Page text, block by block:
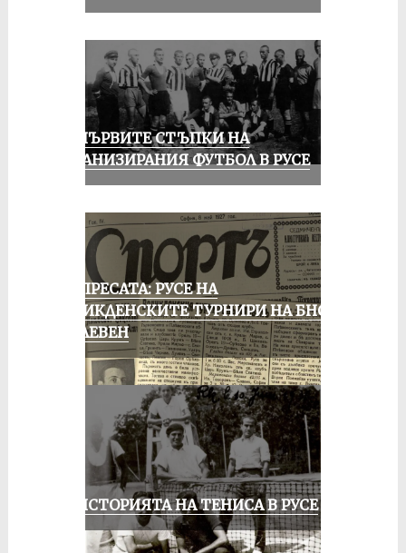
ЗА ПЪРВИТЕ СТЪПКИ НА
ОРГАНИЗИРАНИЯ ФУТБОЛ В РУСЕ
ОТ ПРЕСАТА: РУСЕ НА
ВЕЛИКДЕНСКИТЕ ТУРНИРИ НА БНСФ
В ПЛЕВЕН
ЗА ИСТОРИЯТА НА ТЕНИСА В РУСЕ